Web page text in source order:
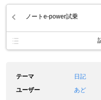
ノートe-power試乗
テーマ
日記
ユーザー
あど